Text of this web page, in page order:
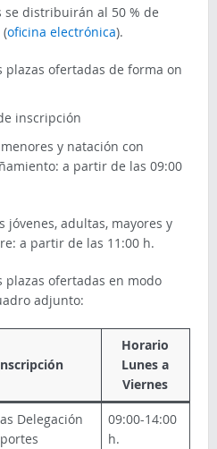
se distribuirán al 50 % de
oficina electrónica).
plazas ofertadas de forma on
inscripción
y natación con
a partir de las 09:00
jóvenes, adultas, mayores y
a partir de las 11:00 h.
plazas ofertadas en modo
adjunto:
Horario
Lunes a
Viernes
Delegación
09:00-14:00
h.